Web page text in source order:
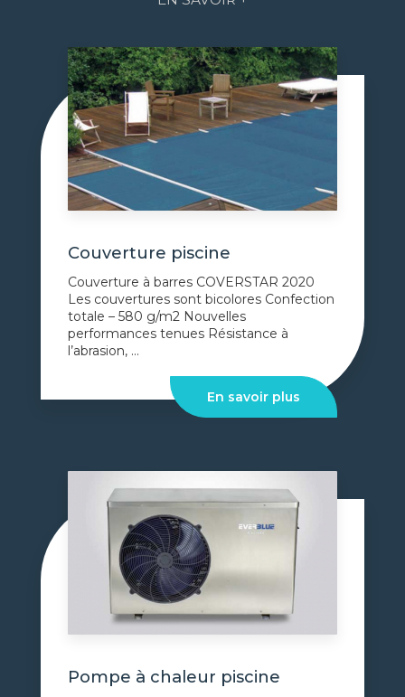
Couverture piscine
Couverture à barres COVERSTAR 2020
Les couvertures sont bicolores Confection
totale – 580 g/m2 Nouvelles
performances tenues Résistance à
l’abrasion, ...
En savoir plus
Pompe à chaleur piscine